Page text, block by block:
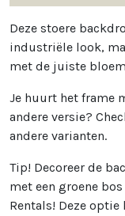
Deze stoere
industriële look,
met de juiste
Je huurt het frame
andere versie?
andere varianten.
Tip! Decoreer de
met een groene
Rentals! Deze